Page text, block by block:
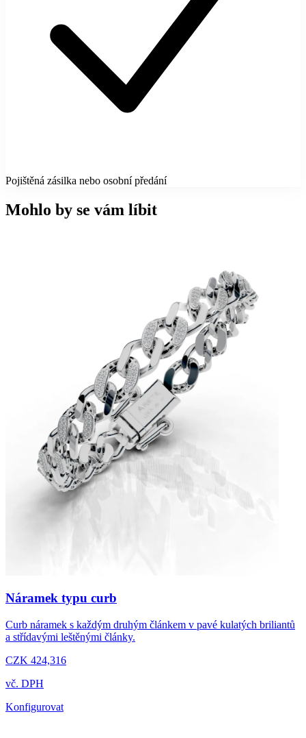
Pojištěná zásilka nebo osobní předání
Mohlo by se vám líbit
Náramek typu curb
Curb náramek s každým druhým článkem v pavé kulatých briliantů
a střídavými leštěnými články.
CZK 424,316
vč. DPH
Konfigurovat